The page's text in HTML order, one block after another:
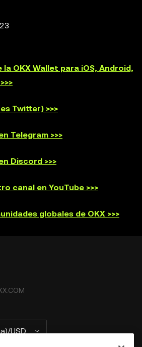
la OKX Wallet para iOS, Android,
Twitter) >>>
Telegram >>>
Discord >>>
canal en YouTube >>>
globales de OKX >>>
USD